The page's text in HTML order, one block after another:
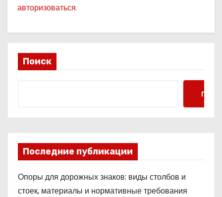
авторизоваться.
Поиск
Поиск
Последние публикации
Опоры для дорожных знаков: виды столбов и
стоек, материалы и нормативные требования